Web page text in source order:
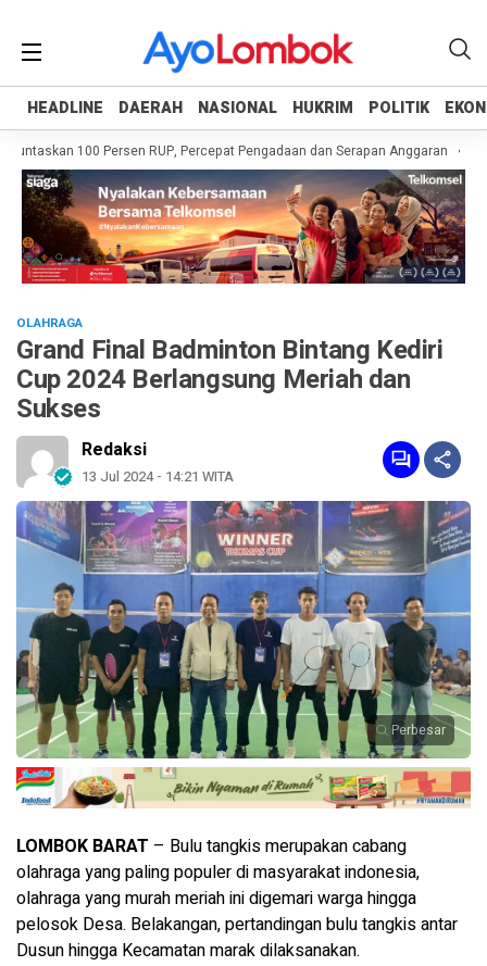
HEADLINE DAERAH NASIONAL HUKRIM POLITIK
HEADLINE DAERAH NASIONAL HUKRIM POLITIK
100 Persen RUP, Percepat Pengadaan dan Serapan Anggaran
OLAHRAGA
Grand Final Badminton Bintang Kediri
Cup 2024 Berlangsung Meriah dan
Sukses
Redaksi
13 Jul 2024 - 14:21 WITA
Perbesar
LOMBOK BARAT – Bulu tangkis merupakan cabang
olahraga yang paling populer di masyarakat indonesia,
olahraga yang murah meriah ini digemari warga hingga
pelosok Desa. Belakangan, pertandingan bulu tangkis antar
Dusun hingga Kecamatan marak dilaksanakan.